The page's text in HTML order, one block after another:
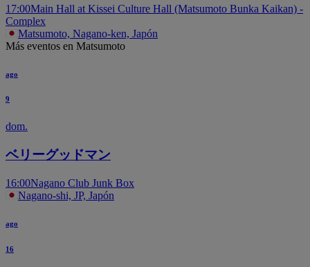
17:00Main Hall at Kissei Culture Hall (Matsumoto Bunka Kaikan) -
Complex
Matsumoto, Nagano-ken, Japón
Más eventos en Matsumoto
ago
9
dom.
ベリーグッドマン
16:00Nagano Club Junk Box
Nagano-shi, JP, Japón
ago
16